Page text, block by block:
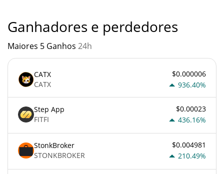
Ganhadores e perdedores
Maiores 5 Ganhos 24h
CATX
CATX
$0.000006
936.40%
Step App
FITFI
$0.00023
436.16%
StonkBroker
STONKBROKER
$0.004981
210.49%